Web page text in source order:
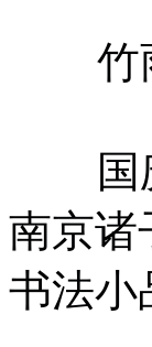
竹雨
国庆
南京诸
书法小